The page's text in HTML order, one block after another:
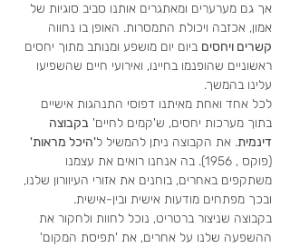
אך גם מערערים ומאתגרים אותנו סביב סוגיות של
אמון, אכזבה ויכולת התמסרות. האופן בו נחווה
קשרים ויחסים ביום יום מושפע ומנותב מתוך יחסים
ראשוניים שהופנמו בחיינו, ואירועי חיים שהשפיעו
עלינו בהמשך.
לכל אחד ואחת מאיתנו דפוסי התנהגות אישיים
בתוך מערכות יחסים, ש'קמים לחיים' בקבוצה
דינמית. את הקבוצה ניתן להמשיל ל'היכל מראות'
(פוקס , 1956). בה אנחנו רואים את עצמנו
משתקפים באחרים, בוחנים את אזורי העיוורון שלנו,
ובכך מפתחים מודעות אישית ובין-אישית.
בקבוצה שניצור ברטריט, נוכל לחוות ולחקור את
ההשפעה שלנו על אחרים, את 'תפיסת המקום'